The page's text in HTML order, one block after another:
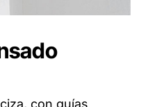
con guías